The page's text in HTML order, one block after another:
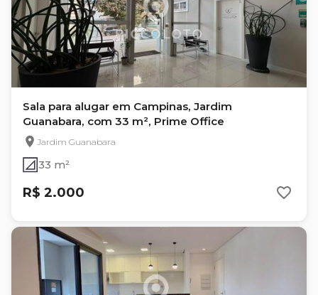
Sala para alugar em Campinas, Jardim
Guanabara, com 33 m², Prime Office
Jardim Guanabara
33 m²
R$ 2.000